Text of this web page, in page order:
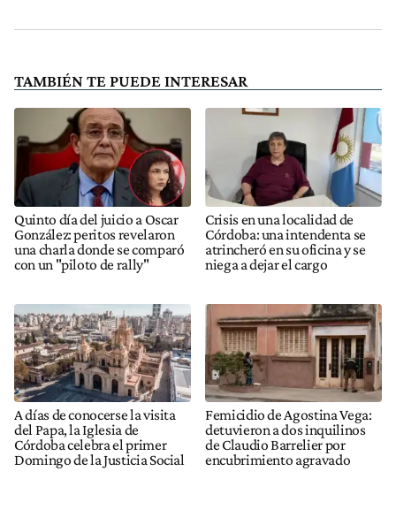
TAMBIÉN TE PUEDE INTERESAR
Quinto día del juicio a Oscar
González: peritos revelaron
una charla donde se comparó
con un "piloto de rally"
Crisis en una localidad de
Córdoba: una intendenta se
atrincheró en su oficina y se
niega a dejar el cargo
A días de conocerse la visita
del Papa, la Iglesia de
Córdoba celebra el primer
Domingo de la Justicia Social
Femicidio de Agostina Vega:
detuvieron a dos inquilinos
de Claudio Barrelier por
encubrimiento agravado